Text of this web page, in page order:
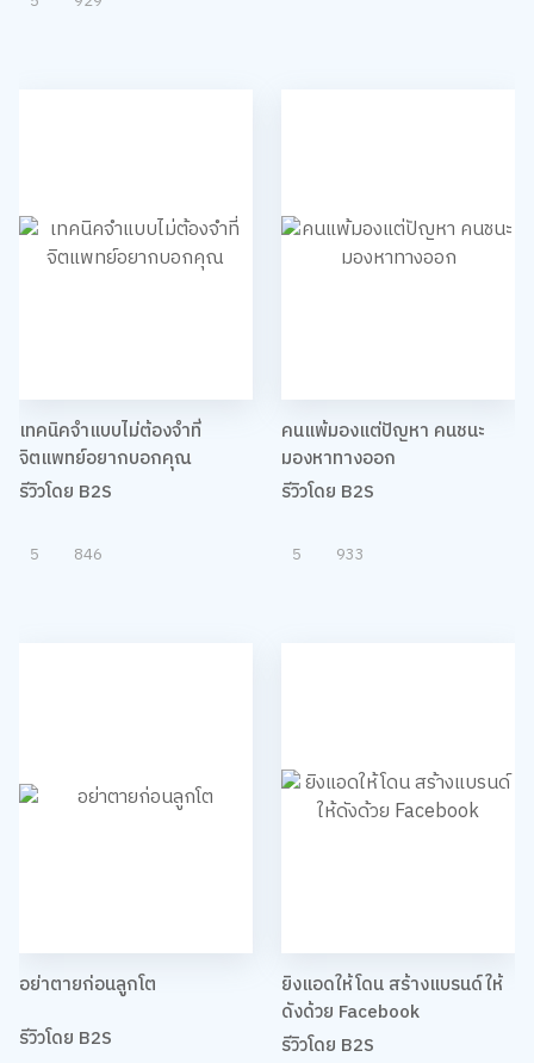
เทคนิคจำแบบไม่ต้องจำที่
จิตแพทย์อยากบอกคุณ
รีวิวโดย B2S
5 846
คนแพ้มองแต่ปัญหา คนชนะ
มองหาทางออก
รีวิวโดย B2S
5 933
อย่าตายก่อนลูกโต
รีวิวโดย B2S
ยิงแอดให้โดน สร้างแบรนด์ให้
ดังด้วย Facebook
รีวิวโดย B2S